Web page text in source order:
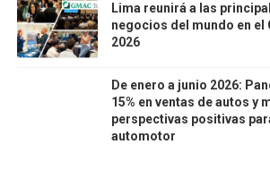
Lima reunirá a las
negocios del mundo en el
2026
De enero a junio 2026:
15% en ventas de autos y
perspectivas positivas
automotor